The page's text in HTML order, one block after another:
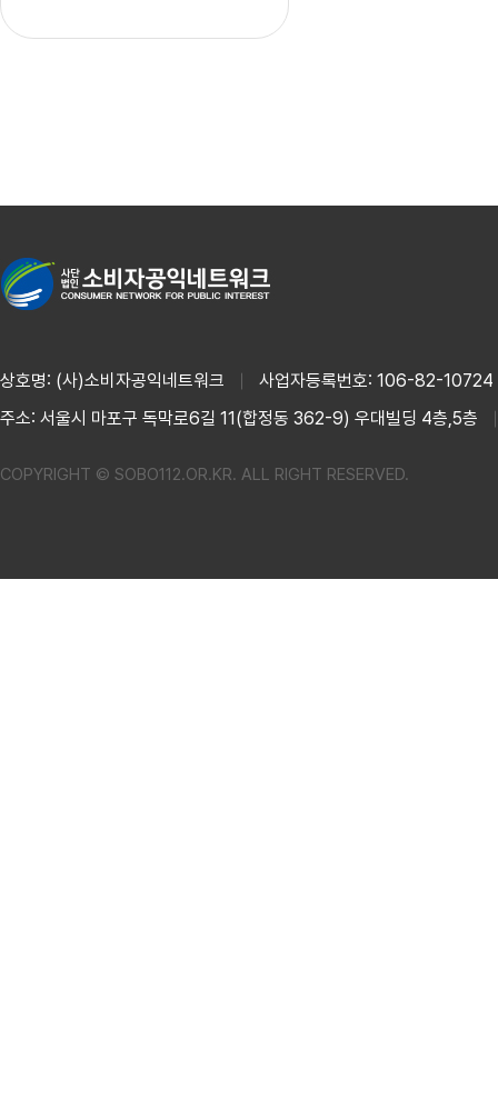
상호명: (사)소비자공익네트워크
사업자등록번호: 106-82-10724
주소: 서울시 마포구 독막로6길 11(합정동 362-9) 우대빌딩 4층,5층
COPYRIGHT © SOBO112.OR.KR. ALL RIGHT RESERVED.